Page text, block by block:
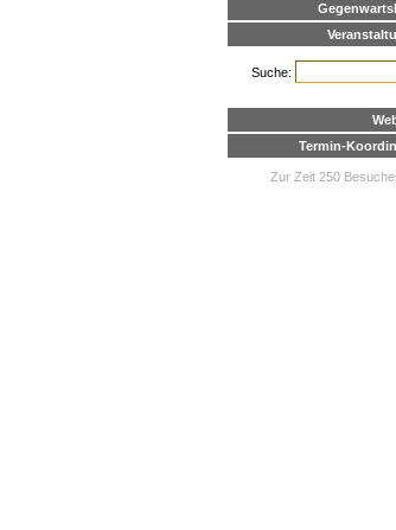
Suche:
Termin-
Zur Zeit 250